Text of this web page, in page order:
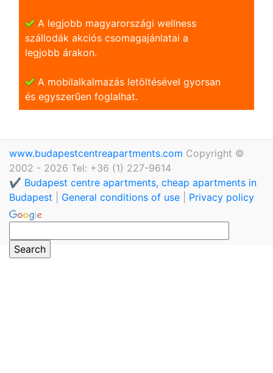
A legjobb magyarországi wellness
szállodák akciós csomagajánlatai a
legjobb árakon.
A mobilalkalmazás letöltésével gyorsan
és egyszerũen foglalhat.
www.budapestcentreapartments.com Copyright ©
2002 - 2026 Tel: +36 (1) 227-9614
✔️ Budapest centre apartments, cheap apartments in
Budapest
General conditions of use Privacy policy